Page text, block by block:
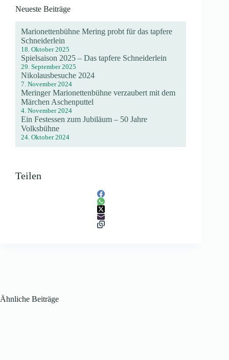
Neueste Beiträge
Marionettenbühne Mering probt für das tapfere
Schneiderlein
18. Oktober 2025
Spielsaison 2025 – Das tapfere Schneiderlein
29. September 2025
Nikolausbesuche 2024
7. November 2024
Meringer Marionettenbühne verzaubert mit dem
Märchen Aschenputtel
4. November 2024
Ein Festessen zum Jubiläum – 50 Jahre
Volksbühne
24. Oktober 2024
Teilen
Ähnliche Beiträge